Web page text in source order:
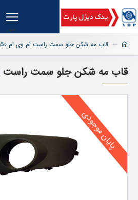
قاب مه شکن جلو سمت راست ام وی ام 550
قاب مه شکن جلو سمت راست ام
پایان موجودی